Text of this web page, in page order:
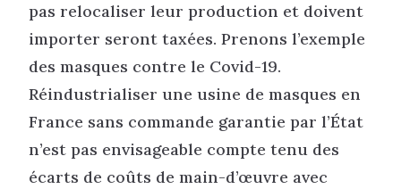
pas relocaliser leur production et doivent
importer seront taxées. Prenons l’exemple
des masques contre le Covid-19.
Réindustrialiser une usine de masques en
France sans commande garantie par l’État
n’est pas envisageable compte tenu des
écarts de coûts de main-d’œuvre avec